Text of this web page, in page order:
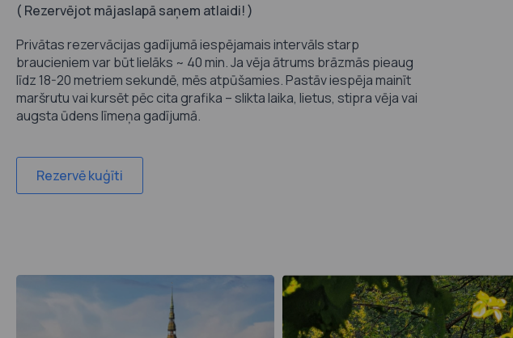
( Rezervējot mājaslapā saņem atlaidi! )
Privātas rezervācijas gadījumā iespējamais intervāls starp
braucieniem var būt lielāks ~ 40 min. Ja vēja ātrums brāzmās pieaug
līdz 18-20 metriem sekundē, mēs atpūšamies. Pastāv iespēja mainīt
maršrutu vai kursēt pēc cita grafika – slikta laika, lietus, stipra vēja vai
augsta ūdens līmeņa gadījumā.
Rezervē kuģīti